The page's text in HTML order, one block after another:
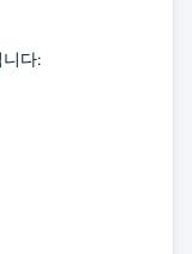
다: